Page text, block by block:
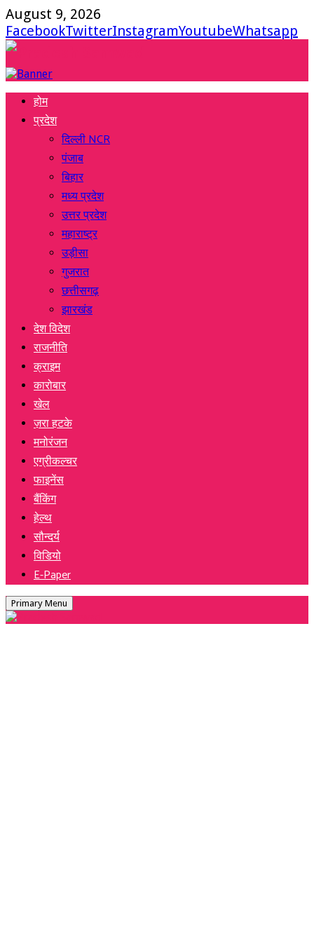
August 9, 2026
FacebookTwitterInstagramYoutubeWhatsapp
होम
प्रदेश
दिल्ली NCR
पंजाब
बिहार
मध्य प्रदेश
उत्तर प्रदेश
महाराष्ट्र
उड़ीसा
गुजरात
छत्तीसगढ़
झारखंड
देश विदेश
राजनीति
क्राइम
कारोबार
खेल
ज़रा हटके
मनोरंजन
एग्रीकल्चर
फाइनेंस
बैंकिंग
हेल्थ
सौन्दर्य
विडियो
E-Paper
Primary Menu